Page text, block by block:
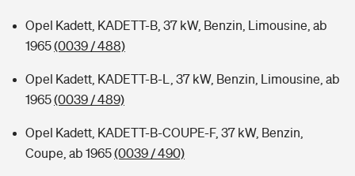
Opel Kadett, KADETT-B, 37 kW, Benzin, Limousine, ab
1965(0039 / 488)
Opel Kadett, KADETT-B-L, 37 kW, Benzin, Limousine, ab
1965(0039 / 489)
Opel Kadett, KADETT-B-COUPE-F, 37 kW, Benzin,
Coupe, ab 1965(0039 / 490)